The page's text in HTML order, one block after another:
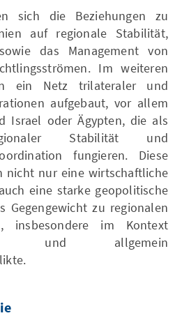
sich die Beziehungen zu
auf regionale Stabilität,
das Management von
Im weiteren
ein Netz trilateraler und
aufgebaut, vor allem
Israel oder Ägypten, die als
Stabilität und
fungieren. Diese
nicht nur eine wirtschaftliche
eine starke geopolitische
Gegengewicht zu regionalen
insbesondere im Kontext
und allgemein